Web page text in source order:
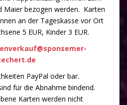
Maier bezogen werden. Karten
an der Tageskasse vor Ort
5 EUR, Kinder 3 EUR.
PayPal oder bar.
für die Abnahme bindend.
Karten werden nicht